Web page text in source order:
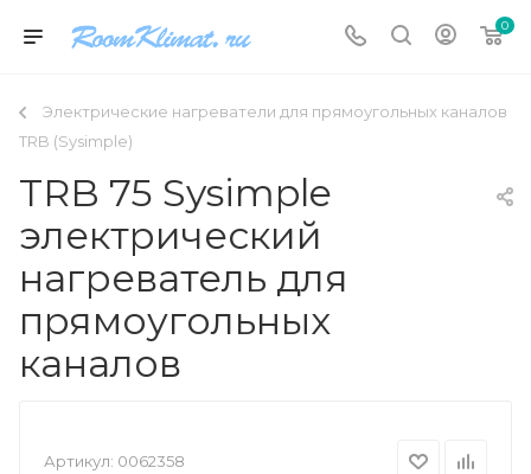
0
Электрические нагреватели для прямоугольных каналов
TRB (Sysimple)
TRB 75 Sysimple
электрический
нагреватель для
прямоугольных
каналов
Артикул: 0062358